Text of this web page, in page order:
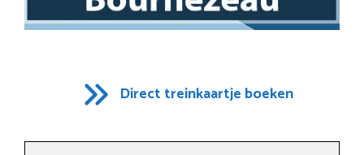
Direct treinkaartje boeken